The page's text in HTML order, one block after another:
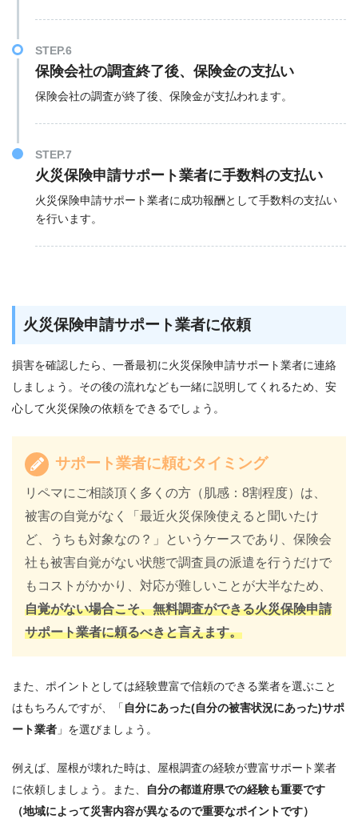
STEP.6
保険会社の調査終了後、保険金の支払い
保険会社の調査が終了後、保険金が支払われます。
STEP.7
火災保険申請サポート業者に手数料の支払い
火災保険申請サポート業者に成功報酬として手数料の支払い
を行います。
火災保険申請サポート業者に依頼
損害を確認したら、一番最初に火災保険申請サポート業者に連絡
しましょう。その後の流れなども一緒に説明してくれるため、安
心して火災保険の依頼をできるでしょう。
サポート業者に頼むタイミング
リペマにご相談頂く多くの方（肌感：8割程度）は、
被害の自覚がなく「最近火災保険使えると聞いたけ
ど、うちも対象なの？」というケースであり、保険会
社も被害自覚がない状態で調査員の派遣を行うだけで
もコストがかかり、対応が難しいことが大半なため、
自覚がない場合こそ、無料調査ができる火災保険申請
サポート業者に頼るべきと言えます。
また、ポイントとしては経験豊富で信頼のできる業者を選ぶこと
はもちろんですが、「 自分にあった(自分の被害状況にあった)サポ
ート業者 」を選びましょう。
例えば、屋根が壊れた時は、屋根調査の経験が豊富サポート業者
に依頼しましょう。また、
自分の都道府県での経験も重要です
（地域によって災害内容が異なるので重要なポイントです）